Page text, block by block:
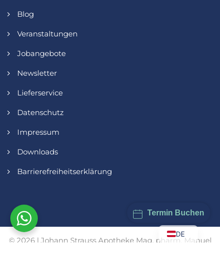
Blog
Veranstaltungen
Jobangebote
Newsletter
Lieferservice
Datenschutz
Impressum
Downloads
Barrierefreiheitserklärung
© 2026 | Johann Strauss Apotheke Mag. pharm. Manuel
DE
Termin Buchen